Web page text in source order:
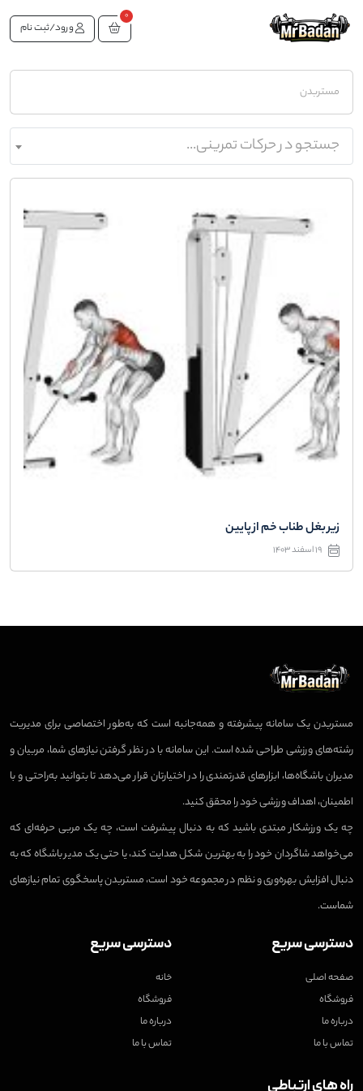
0
ورود/ثبت نام
مستربدن
جستجو در حرکات تمرینی...
زیر بغل طناب خم از پایین
19 اسفند 1403
مستربدن یک سامانه پیشرفته و همه‌جانبه است که به‌طور اختصاصی برای مدیریت
رشته‌های ورزشی طراحی شده است. این سامانه با در نظر گرفتن نیازهای شما، مربیان و
مدیران باشگاه‌ها، ابزارهای قدرتمندی را در اختیارتان قرار می‌دهد تا بتوانید به‌راحتی و با
اطمینان، اهداف ورزشی خود را محقق کنید.
چه یک ورزشکار مبتدی باشید که به دنبال پیشرفت است، چه یک مربی حرفه‌ای که
می‌خواهد شاگردان خود را به بهترین شکل هدایت کند، یا حتی یک مدیر باشگاه که به
دنبال افزایش بهره‌وری و نظم در مجموعه خود است، مستربدن پاسخگوی تمام نیازهای
شماست.
دسترسی سریع
صفحه اصلی
فروشگاه
درباره ما
تماس با ما
دسترسی سریع
خانه
فروشگاه
درباره ما
تماس با ما
راه های ارتباطی